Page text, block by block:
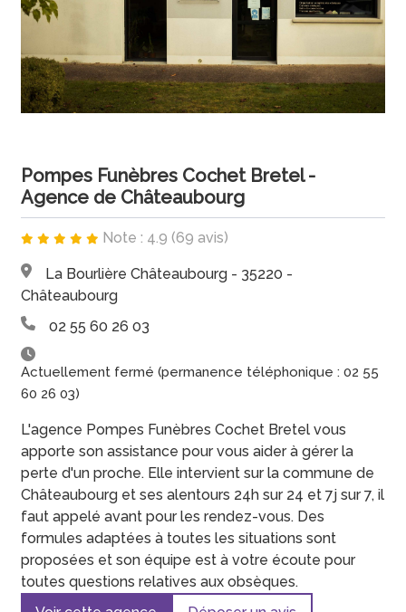
Pompes Funèbres Cochet Bretel -
Agence de Châteaubourg
Note : 4.9 (69 avis)
La Bourlière Châteaubourg - 35220 -
Châteaubourg
02 55 60 26 03
Actuellement fermé (permanence téléphonique : 02 55
60 26 03)
L'agence Pompes Funèbres Cochet Bretel vous
apporte son assistance pour vous aider à gérer la
perte d'un proche. Elle intervient sur la commune de
Châteaubourg et ses alentours 24h sur 24 et 7j sur 7, il
faut appelé avant pour les rendez-vous. Des
formules adaptées à toutes les situations sont
proposées et son équipe est à votre écoute pour
toutes questions relatives aux obsèques.